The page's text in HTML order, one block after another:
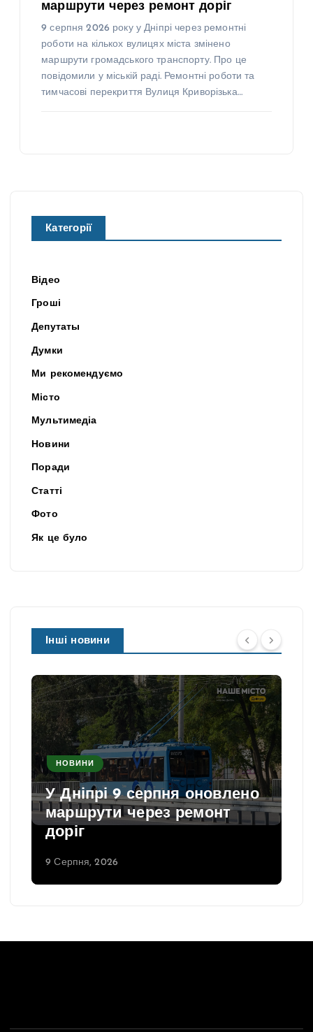
маршрути через ремонт доріг
9 серпня 2026 року у Дніпрі через ремонтні
роботи на кількох вулицях міста змінено
маршрути громадського транспорту. Про це
повідомили у міській раді. Ремонтні роботи та
тимчасові перекриття Вулиця Криворізька…
Категорії
Відео
Гроші
Депутаты
Думки
Ми рекомендуємо
Місто
Мультимедіа
Новини
Поради
Статті
Фото
Як це було
Інші новини
НОВИНИ
У Дніпрі 9 серпня оновлено
маршрути через ремонт
доріг
9 Серпня, 2026